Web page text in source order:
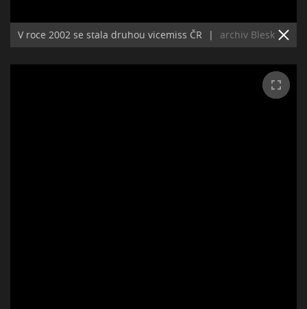
V roce 2002 se stala druhou vicemiss ČR | archiv Blesk